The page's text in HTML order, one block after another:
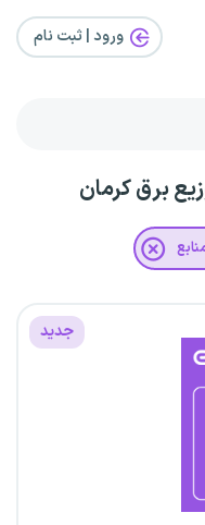
ورود | ثبت‌ نام
برق کرمان
جدید